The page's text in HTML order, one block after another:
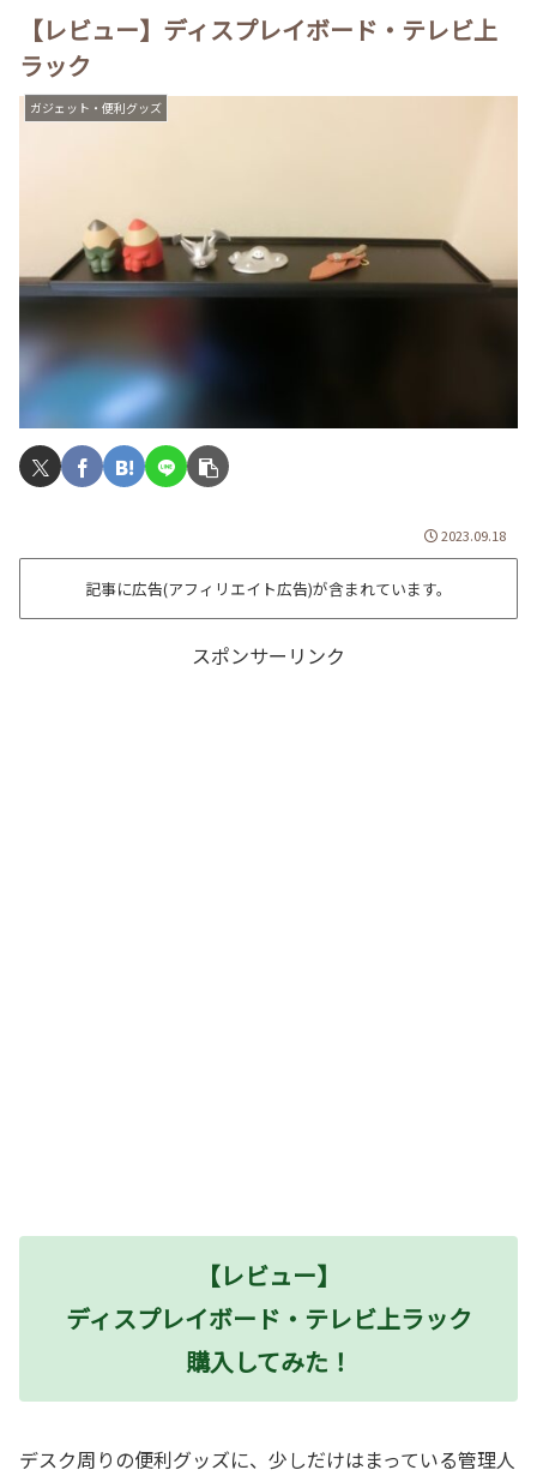
【レビュー】ディスプレイボード・テレビ上
ラック
ガジェット・便利グッズ
2023.09.18
記事に広告(アフィリエイト広告)が含まれています。
スポンサーリンク
【レビュー】
ディスプレイボード・テレビ上ラック
購入してみた！
デスク周りの便利グッズに、少しだけはまっている管理人